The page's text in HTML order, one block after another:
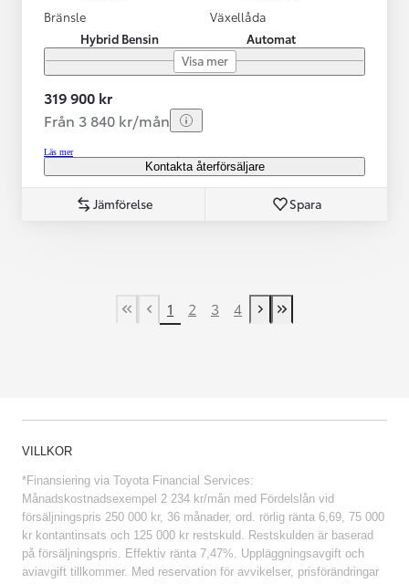
Bränsle
Hybrid Bensin
Växellåda
Automat
Visa mer
319 900 kr
Från 3 840 kr/mån
Läs mer
Kontakta återförsäljare
Jämförelse Spara
First Page
Previous page
1 2 3 4
Next page
Last Page
VILLKOR
*Finansiering via Toyota Financial Services:
Månadskostnadsexempel 2 234 kr/mån med Fördelslån vid
försäljningspris 250 000 kr, 36 månader, ord. rörlig ränta 6,69, 75 000
kr kontantinsats och 125 000 kr restskuld. Restskulden är baserad
på försäljningspris. Effektiv ränta 7,47%. Uppläggningsavgift och
aviavgift tillkommer. Med reservation för avvikelser, prisförändringar